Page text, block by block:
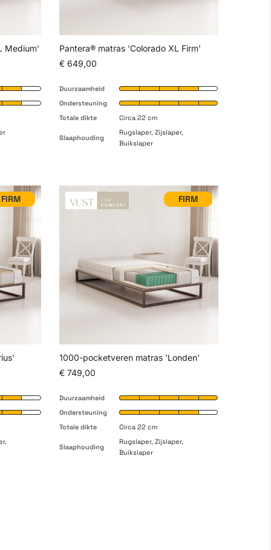
Medium'
Pantera® matras 'Colorado XL Firm'
€ 649,00
Duurzaamheid
Ondersteuning
Totale dikte
Circa 22 cm
Slaaphouding
Rugslaper, Zijslaper,
Buikslaper
FIRM FIRM
1000-pocketveren matras 'Londen'
€ 749,00
Duurzaamheid
Ondersteuning
Totale dikte
Circa 22 cm
Slaaphouding
Rugslaper, Zijslaper,
Buikslaper